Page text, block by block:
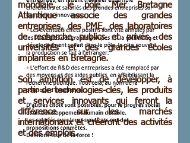
mondiale, le pôle Mer Bretagne
Atlantique associe des grandes
entreprises, des PME, des laboratoires
de recherche publics et privés, des
universités et des grandes écoles
implantés en Bretagne.
Son ambition est de développer, à
partir de technologies-clés, les produits
et services innovants qui feront la
différence sur les marchés
internationaux et créeront des activités
et des emplois.